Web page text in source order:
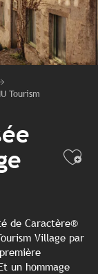
Tourism
de Caractère®
Village par
un hommage